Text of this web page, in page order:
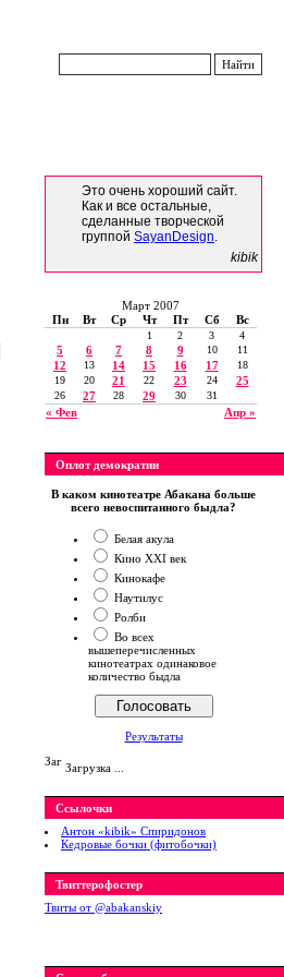
Это очень хороший сайт.
Как и все остальные,
сделанные творческой
группой SayanDesign.
kibik
Март 2007
Пн
Вт Ср Чт Пт Сб Вс
« Фев Апр »
1 2 3 4
5 6 7 8 9 10 11
12 13 14 15 16 17
18
19
20 21 22 23 24 25
26 27 28 29 30 31
Оплот демократии
В каком кинотеатре Абакана больше
всего невоспитанного быдла?
Белая акула
Кино XXI век
Кинокафе
Наутилус
Ролби
Во всех
вышеперечисленных
кинотеатрах одинаковое
количество быдла
Результаты
Загрузка ...
Ссылочки
Антон «kibik» Спиридонов
Кедровые бочки (фитобочки)
Твиттерофостер
Твиты от ‎@abakanskiy